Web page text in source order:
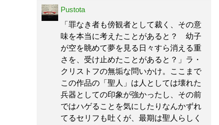
Pustota
「罪なき者も傍観者として裁く、その意
味を本当に考えたことがあると？ 幼子
が空を眺めて夢を見る日々すら消える重
さを、受け止めたことがあると？」ラ・
クリストフの無垢な問いかけ。ここまで
この作品の「聖人」は人としては壊れた
兵器としての印象が強かったし、その前
ではハゲることを気にしたりなんかずれ
てるセリフも吐くが、最期は聖人らしく